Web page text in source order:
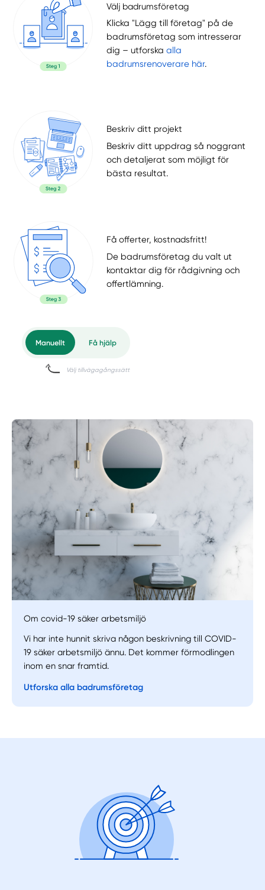
Välj badrumsföretag
Klicka "Lägg till företag" på de
badrumsföretag som intresserar
dig – utforskaalla
badrumsrenoverare här.
Beskriv ditt projekt
Beskriv ditt uppdrag så noggrant
och detaljerat som möjligt för
bästa resultat.
Få offerter, kostnadsfritt!
De badrumsföretag du valt ut
kontaktar dig för rådgivning och
offertlämning.
Manuellt Få hjälp
Välj tillvägagångssätt
Om covid-19 säker arbetsmiljö
Vi har inte hunnit skriva någon beskrivning till COVID-
19 säker arbetsmiljö ännu. Det kommer förmodlingen
inom en snar framtid.
Utforska alla badrumsföretag